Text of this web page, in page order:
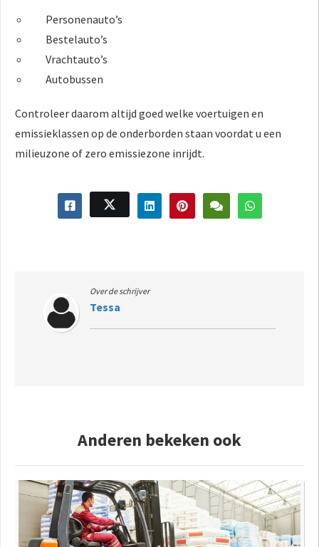
Personenauto’s
Bestelauto’s
Vrachtauto’s
Autobussen
Controleer daarom altijd goed welke voertuigen en
emissieklassen op de onderborden staan voordat u een
milieuzone of zero emissiezone inrijdt.
Over de schrijver
Tessa
Anderen bekeken ook